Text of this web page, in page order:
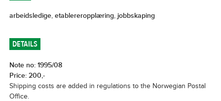
arbeidsledige, etablereropplæring, jobbskaping
DETAILS
Note no: 1995/08
Price: 200,-
Shipping costs are added in regulations to the Norwegian Postal
Office.